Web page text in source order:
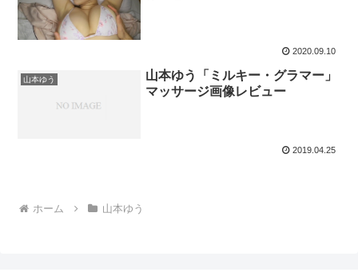
2020.09.10
山本ゆう
山本ゆう「ミルキー・グラマー」
マッサージ画像レビュー
2019.04.25
ホーム 山本ゆう